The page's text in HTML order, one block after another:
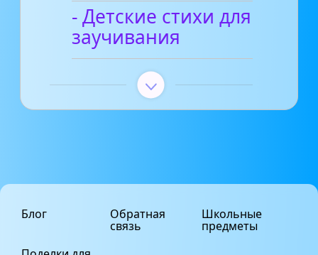
- Детские стихи для
заучивания
Блог Обратная
связь
Школьные
предметы